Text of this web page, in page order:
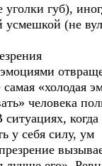
губ),
усмешкой (не
самая «холодая
человека
ситуациях,
у себя силу, ум